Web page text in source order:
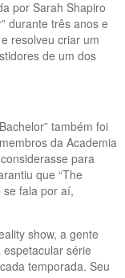
por Sarah Shapiro
durante três anos e
resolveu criar um
de um dos
também foi
da Academia
para
que “The
se fala por aí,
show, a gente
série
temporada. Seu